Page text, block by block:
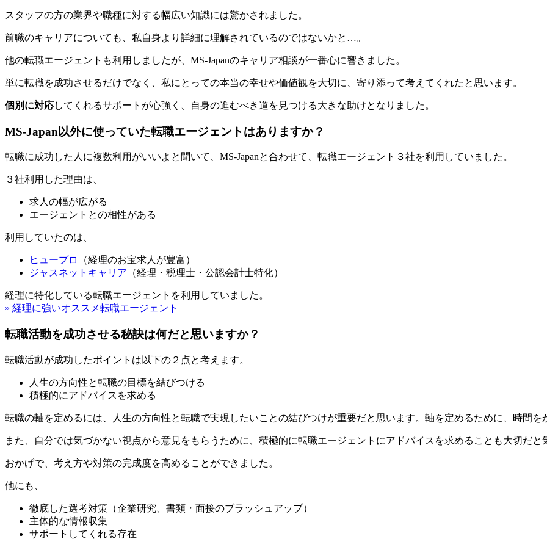
スタッフの方の業界や職種に対する幅広い知識には驚かされました。
前職のキャリアについても、私自身より詳細に理解されているのではないかと…。
他の転職エージェントも利用しましたが、MS-Japanのキャリア相談が一番心に響きました。
単に転職を成功させるだけでなく、 私にとっての本当の幸せや価値観を大切に、寄り添って考えてくれたと思います。
個別に対応してくれるサポートが心強く、自身の進むべき道を見つける大きな助けとなりました。
MS-Japan以外に使っていた転職エージェントはありますか？
転職に成功した人に複数利用がいいよと聞いて、MS-Japanと合わせて、転職エージェント３社を利用していました。
３社利用した理由は、
求人の幅が広がる
エージェントとの相性がある
利用していたのは、
ヒュープロ
（経理のお宝求人が豊富）
ジャスネットキャリア （経理・税理士・公認会計士特化）
経理に特化している転職エージェントを利用していました。
» 経理に強いオススメ転職エージェント
転職活動を成功させる秘訣は何だと思いますか？
転職活動が成功したポイントは以下の２点と考えます。
人生の方向性と転職の目標を結びつける
積極的にアドバイスを求める
転職の軸を定めるには、人生の方向性と転職で実現したいことの結びつけが重要だと思います。軸を定めるために、時間を
また、自分では気づかない視点から意見をもらうために、積極的に転職エージェントにアドバイスを求めることも大切だと
おかげで、考え方や対策の完成度を高めることができました。
他にも、
徹底した選考対策（企業研究、書類・面接のブラッシュアップ）
主体的な情報収集
サポートしてくれる存在